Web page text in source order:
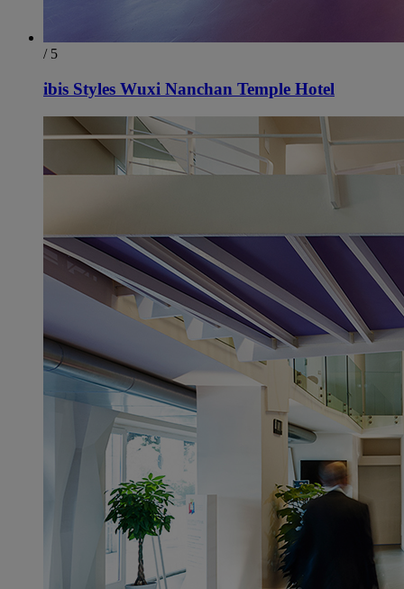
/ 5
ibis Styles Wuxi Nanchan Temple Hotel